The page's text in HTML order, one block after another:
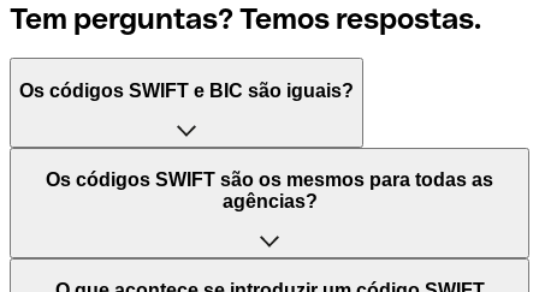
Tem perguntas? Temos respostas.
Os códigos SWIFT e BIC são iguais?
O acrónimo SWIFT significa "Society for Worldwide
Interbank Financial Telecommunication (Sociedade para
Mundiais)". Trata-se de uma rede mundial onde se
processam pagamentos entre países. Por outro lado, BIC
Os códigos SWIFT são os mesmos para todas as
agências?